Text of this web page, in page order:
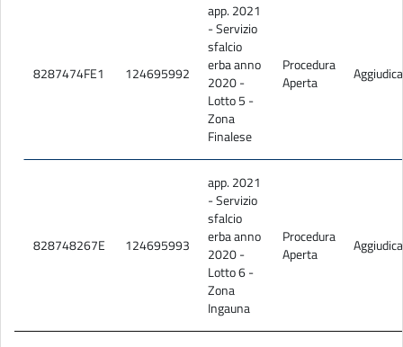
8287474FE1 124695992
app. 2021
- Servizio
sfalcio
erba anno
2020 -
Lotto 5 -
Zona
Finalese
Procedura
Aperta
828748267E 124695993
app. 2021
- Servizio
sfalcio
erba anno
2020 -
Lotto 6 -
Zona
Ingauna
Procedura
Aperta